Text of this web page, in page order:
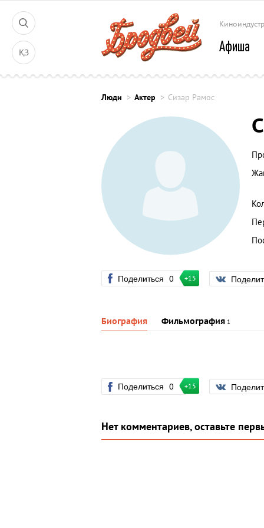
ҚЗ Афиша
Люди Актер Сизар Рамос
Поделиться 0 +15
Биография Фильмография 1
Поделиться 0 +15
Нет комментариев, оставьте